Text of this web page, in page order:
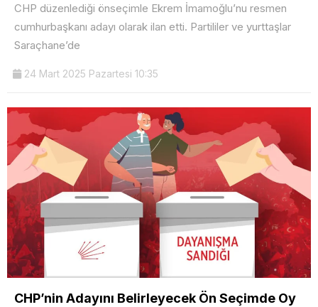
CHP düzenlediği önseçimle Ekrem İmamoğlu’nu resmen
cumhurbaşkanı adayı olarak ilan etti. Partililer ve yurttaşlar
Saraçhane’de
24 Mart 2025 Pazartesi 10:35
CHP’nin Adayını Belirleyecek Ön Seçimde Oy